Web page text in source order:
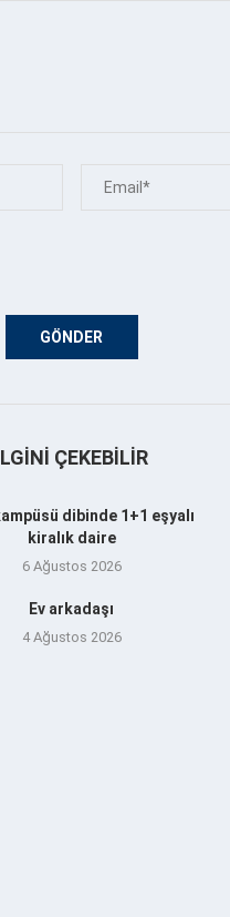
ÇEKEBILIR
dibinde 1+1 eşyalı
kiralık daire
6 Ağustos 2026
Ev arkadaşı
4 Ağustos 2026